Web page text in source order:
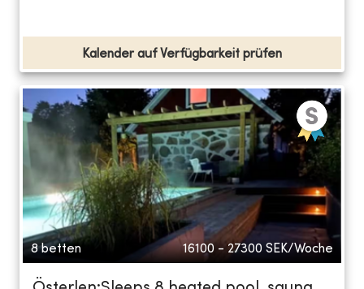
Kalender auf Verfügbarkeit prüfen
8 betten 16100 - 27300 SEK/Woche